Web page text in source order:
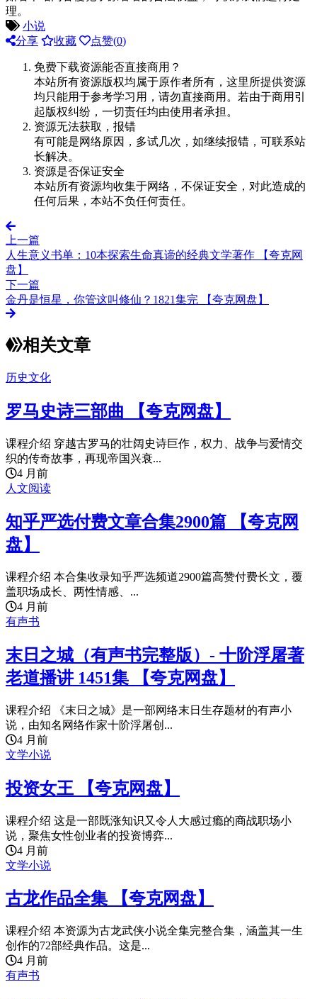
理。
小说
分享
收藏 点赞(0)
免费下载资源能否直接商用？
本站所有资源版权均属于原作者所有，这里所提供资源
均只能用于参考学习用，请勿直接商用。若由于商用引
起版权纠纷，一切责任均由使用者承担。
资源无法获取，报错
有可能是网络原因，多试几次，如继续报错，可联系站
长解决。
资源是否保证安全
本站所有资源均收集于网络，不保证安全，对此造成的
任何后果，本站不负任何责任。
上一篇
人生意义书单：10本探索生命真谛的经典文学著作 【夸克网
盘】
下一篇
金丹是恒星，你管这叫修仙？1821集完 【夸克网盘】
相关文章
历史文化
罗马史诗三部曲 【夸克网盘】
课程介绍 穿越古罗马的壮阔史诗巨作，权力、战争与爱情交
织的传奇故事，再现帝国兴衰...
4 月前
人文阅读
知乎严选付费文章合集2900篇 【夸克网
盘】
课程介绍 本合集收录知乎严选频道2900篇高赞付费长文，覆
盖职场成长、两性情感、...
4 月前
有声书
末日之城（有声书完整版）- 十阶浮屠著
老道播讲 1451集 【夸克网盘】
课程介绍 《末日之城》是一部网络末日生存题材的有声小
说，由知名网络作家十阶浮屠创...
4 月前
文学小说
投资女王 【夸克网盘】
课程介绍 这是一部既涨知识又令人大感过瘾的商战职场小
说，聚焦女性创业者的投资博弈...
4 月前
文学小说
古龙作品全集 【夸克网盘】
课程介绍 本资源为古龙武侠小说全集完整合集，涵盖其一生
创作的72部经典作品。这是...
4 月前
有声书